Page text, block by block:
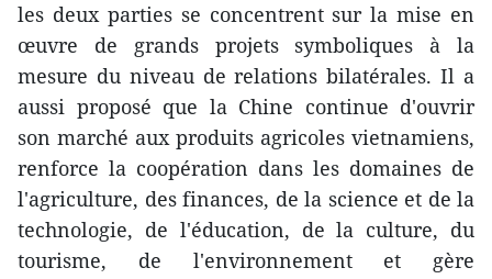
les deux parties se concentrent sur la mise en
œuvre de grands projets symboliques à la
mesure du niveau de relations bilatérales. Il a
aussi proposé que la Chine continue d'ouvrir
son marché aux produits agricoles vietnamiens,
renforce la coopération dans les domaines de
l'agriculture, des finances, de la science et de la
technologie, de l'éducation, de la culture, du
tourisme, de l'environnement et gère